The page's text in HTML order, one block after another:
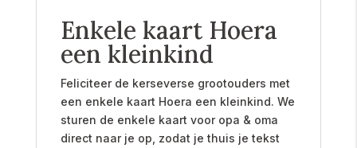
Enkele kaart Hoera
een kleinkind
Feliciteer de kerseverse grootouders met
een enkele kaart Hoera een kleinkind. We
sturen de enkele kaart voor opa & oma
direct naar je op, zodat je thuis je tekst